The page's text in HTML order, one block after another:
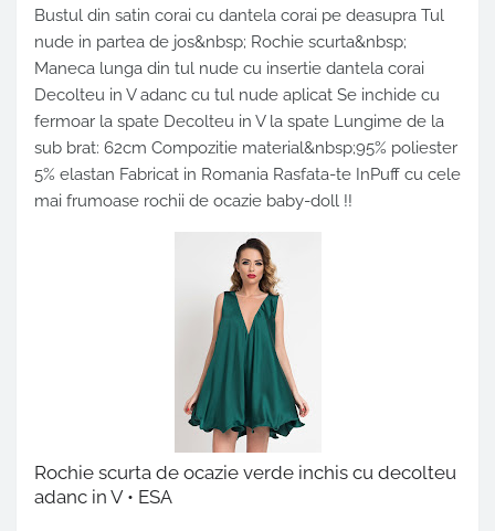
Bustul din satin corai cu dantela corai pe deasupra Tul
nude in partea de jos&nbsp; Rochie scurta&nbsp;
Maneca lunga din tul nude cu insertie dantela corai
Decolteu in V adanc cu tul nude aplicat Se inchide cu
fermoar la spate Decolteu in V la spate Lungime de la
sub brat: 62cm Compozitie material&nbsp;95% poliester
5% elastan Fabricat in Romania Rasfata-te InPuff cu cele
mai frumoase rochii de ocazie baby-doll !!
Rochie scurta de ocazie verde inchis cu decolteu
adanc in V • ESA